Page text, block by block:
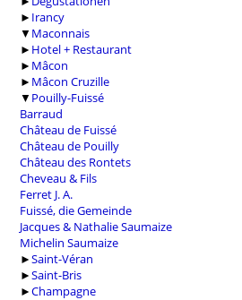
► Irancy
▼ Maconnais
► Hotel + Restaurant
► Mâcon
► Mâcon Cruzille
▼ Pouilly-Fuissé
Barraud
Château de Fuissé
Château de Pouilly
Château des Rontets
Cheveau & Fils
Ferret J. A.
Fuissé, die Gemeinde
Jacques & Nathalie Saumaize
Michelin Saumaize
►Saint-Véran
►Saint-Bris
►Champagne